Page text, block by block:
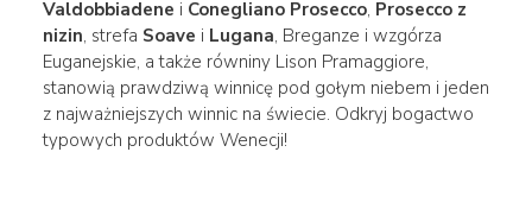
Valdobbiadene i Conegliano Prosecco, Prosecco z
nizin, strefa Soave i Lugana, Breganze i wzgórza
Euganejskie, a także równiny Lison Pramaggiore,
stanowią prawdziwą winnicę pod gołym niebem i jeden
z najważniejszych winnic na świecie. Odkryj bogactwo
typowych produktów Wenecji!